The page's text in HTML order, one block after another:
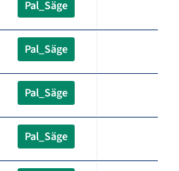
Pal_Säge
Pal_Säge
Pal_Säge
Pal_Säge